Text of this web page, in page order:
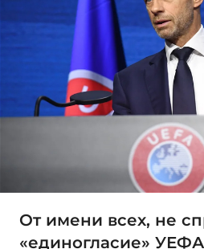
От имени всех, не
«единогласие»